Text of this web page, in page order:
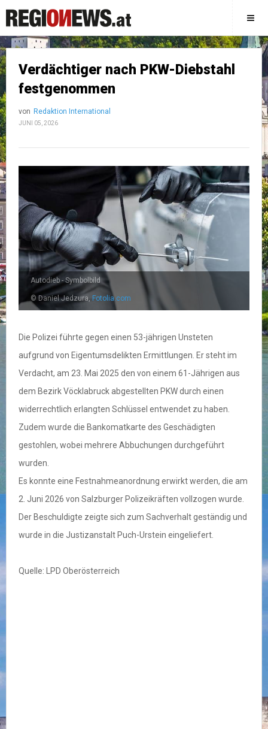
Verdächtiger nach PKW-Diebstahl
festgenommen
von Redaktion International
JUNI 05, 2026
Autodieb - Symbolbild
© Daniel Jedzura, Fotolia.com
Die Polizei führte gegen einen 53-jährigen Unsteten
aufgrund von Eigentumsdelikten Ermittlungen. Er steht im
Verdacht, am 23. Mai 2025 den von einem 61-Jährigen aus
dem Bezirk Vöcklabruck abgestellten PKW durch einen
widerrechtlich erlangten Schlüssel entwendet zu haben.
Zudem wurde die Bankomatkarte des Geschädigten
gestohlen, wobei mehrere Abbuchungen durchgeführt
wurden.
Es konnte eine Festnahmeanordnung erwirkt werden, die am
2. Juni 2026 von Salzburger Polizeikräften vollzogen wurde.
Der Beschuldigte zeigte sich zum Sachverhalt geständig und
wurde in die Justizanstalt Puch-Urstein eingeliefert.
Quelle: LPD Oberösterreich